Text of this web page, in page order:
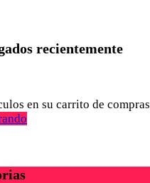
recientemente
en su carrito de compras